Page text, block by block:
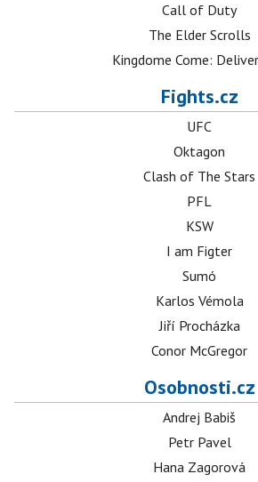
Call of Duty
The Elder Scrolls
Kingdome Come:
Fights.cz
UFC
Oktagon
Clash of The Stars
PFL
KSW
I am Figter
Sumó
Karlos Vémola
Jiří Procházka
Conor McGregor
Osobnosti.cz
Andrej Babiš
Petr Pavel
Hana Zagorová